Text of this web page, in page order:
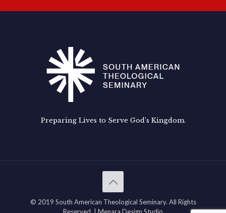
Preparing Lives to Serve God’s Kingdom.
© 2019 South American Theological Seminary. All Rights